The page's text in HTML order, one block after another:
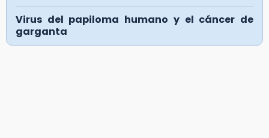
Virus del papiloma humano y el cáncer de
garganta